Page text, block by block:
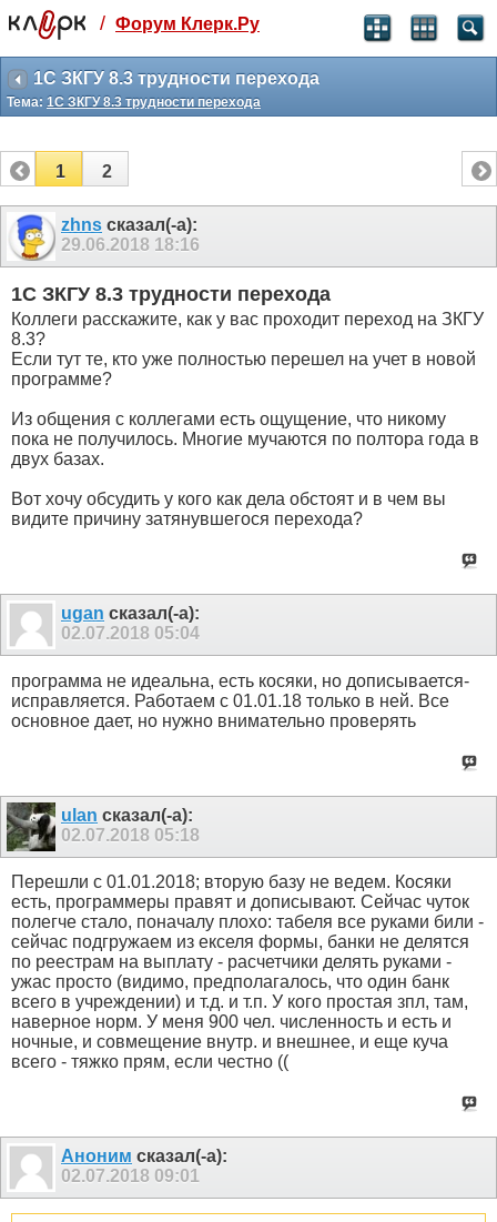
Святые угодники, Клерк без рекламы
прекрасен:)
месяц
3 месяца
259 ₽
-10%
полгода
499 ₽
-15%
Отмена Оплатить
/ Форум Клерк.Ру
1С ЗКГУ 8.3 трудности перехода
Тема: 1С ЗКГУ 8.3 трудности перехода
1 2
zhns сказал(-а):
29.06.2018 18:16
1С ЗКГУ 8.3 трудности перехода
Коллеги расскажите, как у вас проходит переход на ЗКГУ
8.3?
Если тут те, кто уже полностью перешел на учет в новой
программе?
Из общения с коллегами есть ощущение, что никому
пока не получилось. Многие мучаются по полтора года в
двух базах.
Вот хочу обсудить у кого как дела обстоят и в чем вы
видите причину затянувшегося перехода?
ugan сказал(-а):
02.07.2018 05:04
программа не идеальна, есть косяки, но дописывается-
исправляется. Работаем с 01.01.18 только в ней. Все
основное дает, но нужно внимательно проверять
ulan сказал(-а):
02.07.2018 05:18
Перешли с 01.01.2018; вторую базу не ведем. Косяки
есть, программеры правят и дописывают. Сейчас чуток
полегче стало, поначалу плохо: табеля все руками били -
сейчас подгружаем из екселя формы, банки не делятся
по реестрам на выплату - расчетчики делять руками -
ужас просто (видимо, предполагалось, что один банк
всего в учреждении) и т.д. и т.п. У кого простая зпл, там,
наверное норм. У меня 900 чел. численность и есть и
ночные, и совмещение внутр. и внешнее, и еще куча
всего - тяжко прям, если честно ((
Аноним сказал(-а):
02.07.2018 09:01